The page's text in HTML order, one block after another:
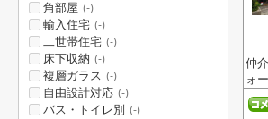
仲
ォ
角部屋 (-)
輸入住宅 (-)
二世帯住宅 (-)
床下収納 (-)
複層ガラス (-)
自由設計対応 (-)
バス・トイレ別 (-)